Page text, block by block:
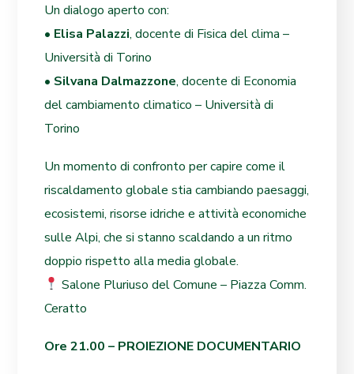
Un dialogo aperto con:
• Elisa Palazzi, docente di Fisica del clima –
Università di Torino
• Silvana Dalmazzone, docente di Economia
del cambiamento climatico – Università di
Torino
Un momento di confronto per capire come il
riscaldamento globale stia cambiando paesaggi,
ecosistemi, risorse idriche e attività economiche
sulle Alpi, che si stanno scaldando a un ritmo
doppio rispetto alla media globale.
Salone Pluriuso del Comune – Piazza Comm.
Ceratto
Ore 21.00 – PROIEZIONE DOCUMENTARIO